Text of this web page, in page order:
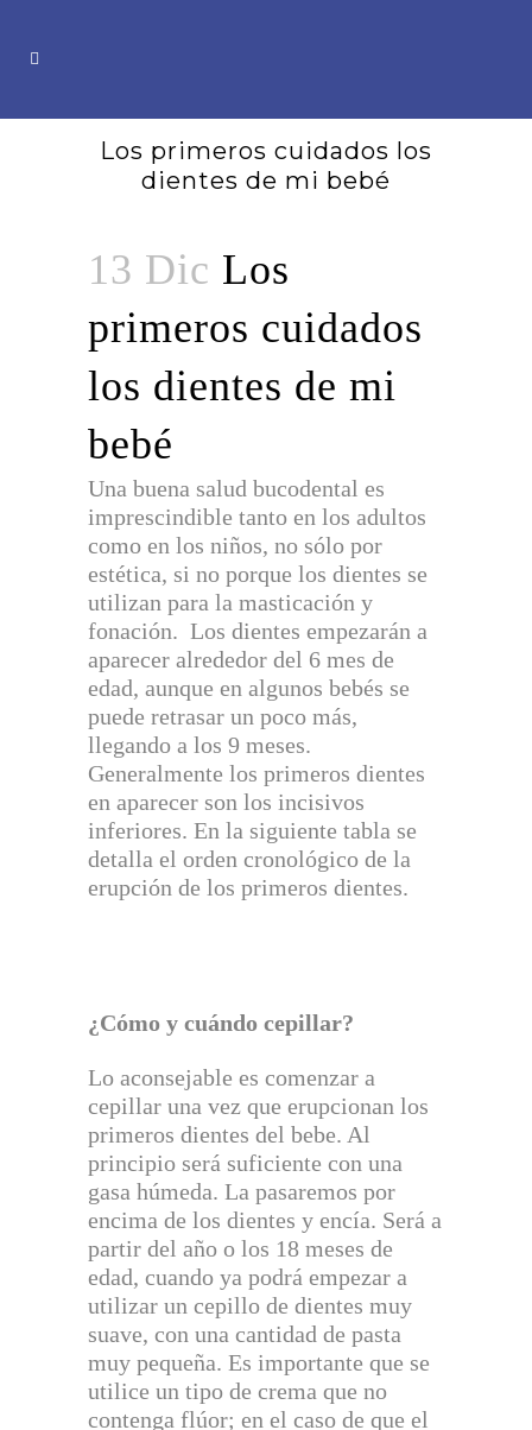
Los primeros cuidados los
dientes de mi bebé
13 Dic Los
primeros cuidados
los dientes de mi
bebé
Una buena salud bucodental es
imprescindible tanto en los adultos
como en los niños, no sólo por
estética, si no porque los dientes se
utilizan para la masticación y
fonación. Los dientes empezarán a
aparecer alrededor del 6 mes de
edad, aunque en algunos bebés se
puede retrasar un poco más,
llegando a los 9 meses.
Generalmente los primeros dientes
en aparecer son los incisivos
inferiores. En la siguiente tabla se
detalla el orden cronológico de la
erupción de los primeros dientes.
¿Cómo y cuándo cepillar?
Lo aconsejable es comenzar a
cepillar una vez que erupcionan los
primeros dientes del bebe. Al
principio será suficiente con una
gasa húmeda. La pasaremos por
encima de los dientes y encía. Será a
partir del año o los 18 meses de
edad, cuando ya podrá empezar a
utilizar un cepillo de dientes muy
suave, con una cantidad de pasta
muy pequeña. Es importante que se
utilice un tipo de crema que no
contenga flúor; en el caso de que el